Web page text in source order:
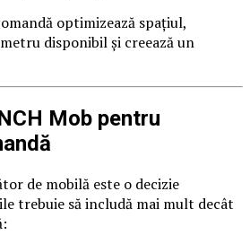
optimizează spațiul,
disponibil și creează un
Mob pentru
de mobilă este o decizie
trebuie să includă mai mult decât